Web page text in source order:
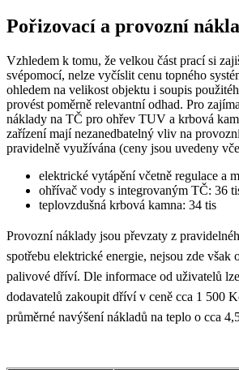
Pořizovací a provozní
Vzhledem k tomu, že velkou část prací si
svépomocí, nelze vyčíslit cenu topného
ohledem na velikost objektu i soupis
provést poměrně relevantní odhad. Pro
náklady na TČ pro ohřev TUV a krbová
zařízení mají nezanedbatelný vliv na
pravidelně využívána (ceny jsou uvedeny
elektrické vytápění včetně regulace a
ohřívač vody s integrovaným TČ: 36
teplovzdušná krbová kamna: 34 tis
Provozní náklady jsou převzaty z
spotřebu elektrické energie, nejsou zde však
palivové dříví. Dle informace od uživatelů
dodavatelů zakoupit dříví v ceně cca 1 500
průměrné navýšení nákladů na teplo o cca